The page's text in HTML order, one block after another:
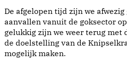
De afgelopen tijd zijn we afwezig
aanvallen vanuit de goksector
gelukkig zijn we weer terug met
de doelstelling van de
mogelijk maken.